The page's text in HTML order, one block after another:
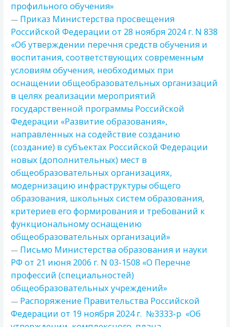
профильного обучения»
— Приказ Министерства просвещения
Российской Федерации от 28 ноября 2024 г. N 838
«Об утверждении перечня средств обучения и
воспитания, соответствующих современным
условиям обучения, необходимых при
оснащении общеобразовательных организаций
в целях реализации мероприятий
государственной программы Российской
Федерации «Развитие образования»,
направленных на содействие созданию
(создание) в субъектах Российской Федерации
новых (дополнительных) мест в
общеобразовательных организациях,
модернизацию инфраструктуры общего
образования, школьных систем образования,
критериев его формирования и требований к
функциональному оснащению
общеобразовательных организаций»
— Письмо Министерства образования и науки
РФ от 21 июня 2006 г. N 03-1508 «О Перечне
профессий (специальностей)
общеобразовательных учреждений»
— Распоряжение Правительства Российской
Федерации от 19 ноября 2024 г. №3333-р «Об